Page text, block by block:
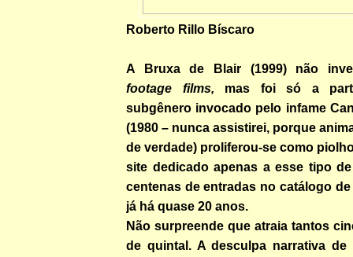
Roberto Rillo Bíscaro
A Bruxa de Blair (1999) não
footage films, mas foi só a
subgênero invocado pelo infame
(1980 – nunca assistirei, porque
de verdade) proliferou-se como
site dedicado apenas a esse tipo
centenas de entradas no catálogo
já há quase 20 anos.
Não surpreende que atraia tantos
de quintal. A desculpa narrativa de